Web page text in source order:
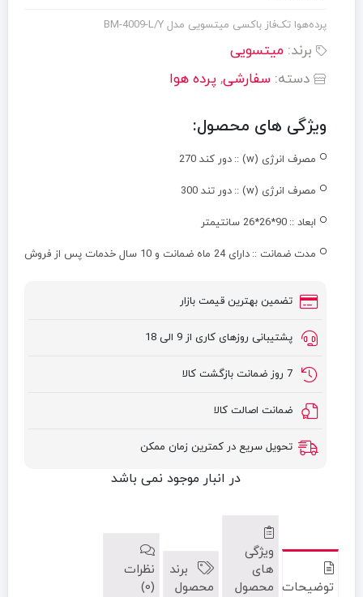
پرده‌هوا تک‌فاز باکسی میتسویی مدل BM-4009-L/Y
برند: میتسویی
دسته: سفارشی, پرده هوا
ویژگی های محصول:
مصرف انرژی (w) :: دور کند 270
مصرف انرژی (w) :: دور تند 300
ابعاد :: 90*26*26 سانتیمتر
مدت ضمانت :: دارای 24 ماه ضمانت و 10 سال خدمات پس از فروش
تضمین بهترین قیمت بازار
پشتیبانی روزهای کاری از 9 الی 18
7 روز ضمانت بازگشت کالا
ضمانت اصالت کالا
تحویل سریع در کمترین زمان ممکن
در انبار موجود نمی باشد
توضیحات
ویژگی
های
محصول
برند
محصول
نظرات
(0)